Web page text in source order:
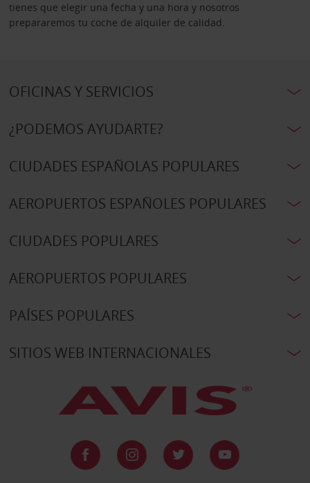
tienes que elegir una fecha y una hora y nosotros
prepararemos tu coche de alquiler de calidad.
OFICINAS Y SERVICIOS
¿PODEMOS AYUDARTE?
CIUDADES ESPAÑOLAS POPULARES
AEROPUERTOS ESPAÑOLES POPULARES
CIUDADES POPULARES
AEROPUERTOS POPULARES
PAÍSES POPULARES
SITIOS WEB INTERNACIONALES